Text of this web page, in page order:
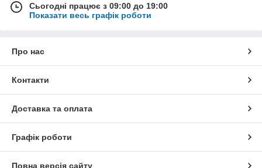
Сьогодні працює з 09:00 до 19:00
Показати весь графік роботи
Про нас
Контакти
Доставка та оплата
Графік роботи
Повна версія сайту